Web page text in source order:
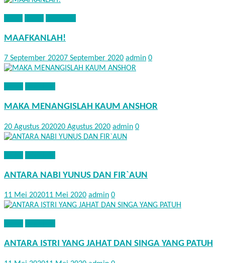
MAAFKANLAH!
7 September 20207 September 2020 admin 0
MAKA MENANGISLAH KAUM ANSHOR
20 Agustus 202020 Agustus 2020 admin 0
ANTARA NABI YUNUS DAN FIR`AUN
11 Mei 202011 Mei 2020 admin 0
ANTARA ISTRI YANG JAHAT DAN SINGA YANG PATUH